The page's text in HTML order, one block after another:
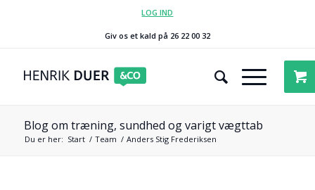
LOG IND
Giv os et kald på 26 22 00 32
Blog om træning, sundhed og varigt vægttab
Du er her: Start / Team / Anders Stig Frederiksen